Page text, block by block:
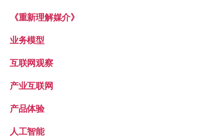
《重新理解媒介》
业务模型
互联网观察
产业互联网
产品体验
人工智能